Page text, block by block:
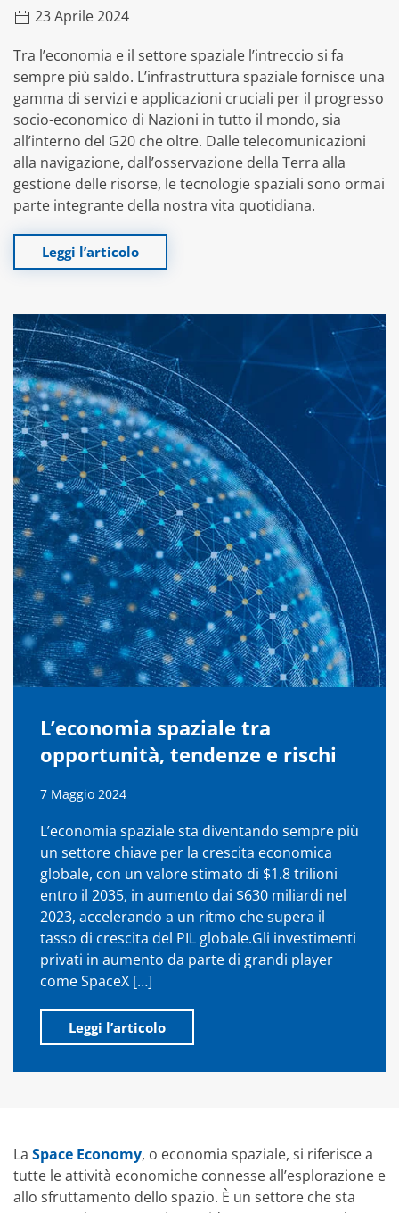
23 Aprile 2024
Tra l’economia e il settore spaziale l’intreccio si fa
sempre più saldo. L’infrastruttura spaziale fornisce una
gamma di servizi e applicazioni cruciali per il progresso
socio-economico di Nazioni in tutto il mondo, sia
all’interno del G20 che oltre. Dalle telecomunicazioni
alla navigazione, dall’osservazione della Terra alla
gestione delle risorse, le tecnologie spaziali sono ormai
parte integrante della nostra vita quotidiana.
Leggi l’articolo
L’economia spaziale tra
opportunità, tendenze e rischi
7 Maggio 2024
L’economia spaziale sta diventando sempre più
un settore chiave per la crescita economica
globale, con un valore stimato di $1.8 trilioni
entro il 2035, in aumento dai $630 miliardi nel
2023, accelerando a un ritmo che supera il
tasso di crescita del PIL globale.Gli investimenti
privati in aumento da parte di grandi player
come SpaceX […]
Leggi l’articolo
La Space Economy, o economia spaziale, si riferisce a
tutte le attività economiche connesse all’esplorazione e
allo sfruttamento dello spazio. È un settore che sta